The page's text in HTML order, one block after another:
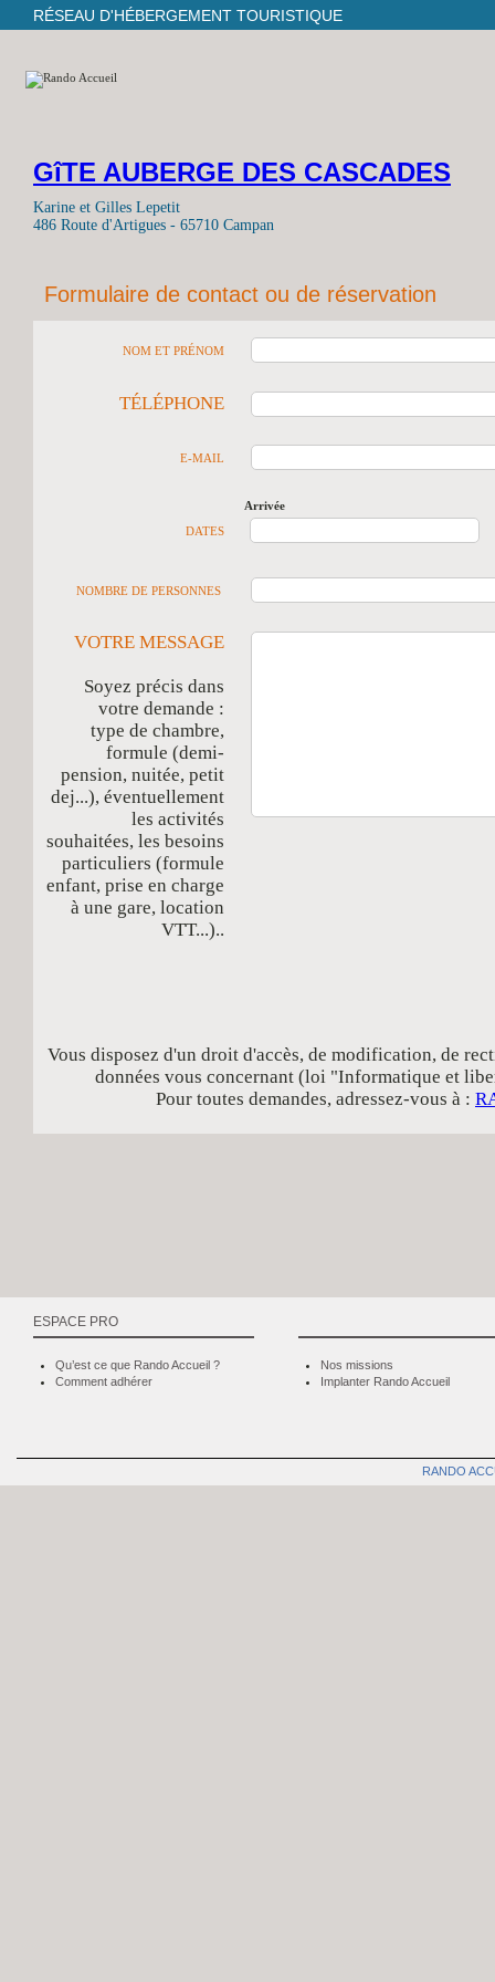
RÉSEAU D'HÉBERGEMENT TOURISTIQUE
GîTE AUBERGE DES CASCADES
Karine et Gilles Lepetit
486 Route d'Artigues - 65710 Campan
Formulaire de contact ou de réservation
NOM ET PRÉNOM
TÉLÉPHONE
E-MAIL
Arrivée
DATES
NOMBRE DE PERSONNES
VOTRE MESSAGE
Soyez précis dans
votre demande :
type de chambre,
formule (demi-
pension, nuitée, petit
dej...), éventuellement
les activités
souhaitées, les besoins
particuliers (formule
enfant, prise en charge
à une gare, location
VTT...)..
Vous disposez d'un droit d'accès, de modification, de
données vous concernant (loi "Informatique et
Pour toutes demandes, adressez-vous à :
ESPACE PRO
Qu’est ce que Rando Accueil ?
Comment adhérer
Nos missions
Implanter Rando Accueil
RANDO